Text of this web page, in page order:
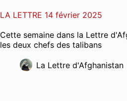
LA LETTRE 14 février 2025
Cette semaine dans la Lettre
les deux chefs des talibans
La Lettre d'Afghanistan